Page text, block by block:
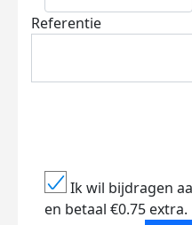
Referentie
Ik wil bijdragen
en betaal €0.75 extra.